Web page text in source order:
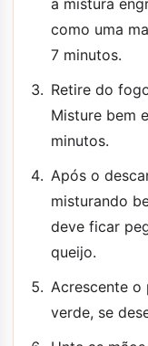
como uma
7 minutos.
Retire do
Misture bem
minutos.
Após o
misturando
deve ficar
queijo.
Acrescente
verde, se